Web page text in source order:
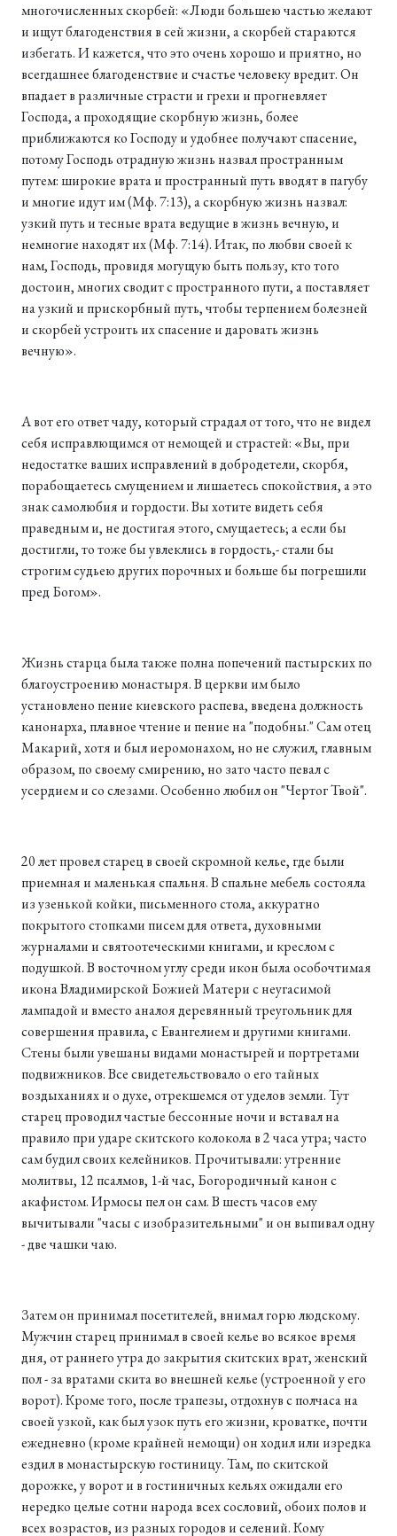
многочисленных скорбей: «Люди большею частью желают
и ищут благоденствия в сей жизни, а скорбей стараются
избегать. И кажется, что это очень хорошо и приятно, но
всегдашнее благоденствие и счастье человеку вредит. Он
впадает в различные страсти и грехи и прогневляет
Господа, а проходящие скорбную жизнь, более
приближаются ко Господу и удобнее получают спасение,
потому Господь отрадную жизнь назвал пространным
путем: широкие врата и пространный путь вводят в пагубу
и многие идут им (Мф. 7:13), а скорбную жизнь назвал:
узкий путь и тесные врата ведущие в жизнь вечную, и
немногие находят их (Мф. 7:14). Итак, по любви своей к
нам, Господь, провидя могущую быть пользу, кто того
достоин, многих сводит с пространного пути, а поставляет
на узкий и прискорбный путь, чтобы терпением болезней
и скорбей устроить их спасение и даровать жизнь
вечную».
А вот его ответ чаду, который страдал от того, что не видел
себя исправлющимся от немощей и страстей: «Вы, при
недостатке ваших исправлений в добродетели, скорбя,
порабощаетесь смущением и лишаетесь спокойствия, а это
знак самолюбия и гордости. Вы хотите видеть себя
праведным и, не достигая этого, смущаетесь; а если бы
достигли, то тоже бы увлеклись в гордость,- стали бы
строгим судьею других порочных и больше бы погрешили
пред Богом».
Жизнь старца была также полна попечений пастырских по
благоустроению монастыря. В церкви им было
установлено пение киевского распева, введена должность
канонарха, плавное чтение и пение на "подобны." Сам отец
Макарий, хотя и был иеромонахом, но не служил, главным
образом, по своему смирению, но зато часто певал с
усердием и со слезами. Особенно любил он "Чертог Твой".
20 лет провел старец в своей скромной келье, где были
приемная и маленькая спальня. В спальне мебель состояла
из узенькой койки, письменного стола, аккуратно
покрытого стопками писем для ответа, духовными
журналами и святоотеческими книгами, и креслом с
подушкой. В восточном углу среди икон была особочтимая
икона Владимирской Божией Матери с неугасимой
лампадой и вместо аналоя деревянный треугольник для
совершения правила, с Евангелием и другими книгами.
Стены были увешаны видами монастырей и портретами
подвижников. Все свидетельствовало о его тайных
воздыханиях и о духе, отрекшемся от уделов земли. Тут
старец проводил частые бессонные ночи и вставал на
правило при ударе скитского колокола в 2 часа утра; часто
сам будил своих келейников. Прочитывали: утренние
молитвы, 12 псалмов, 1-й час, Богородичный канон с
акафистом. Ирмосы пел он сам. В шесть часов ему
вычитывали "часы с изобразительными" и он выпивал одну
- две чашки чаю.
Затем он принимал посетителей, внимал горю людскому.
Мужчин старец принимал в своей келье во всякое время
дня, от раннего утра до закрытия скитских врат, женский
пол - за вратами скита во внешней келье (устроенной у его
ворот). Кроме того, после трапезы, отдохнув с полчаса на
своей узкой, как был узок путь его жизни, кроватке, почти
ежедневно (кроме крайней немощи) он ходил или изредка
ездил в монастырскую гостиницу. Там, по скитской
дорожке, у ворот и в гостиничных кельях ожидали его
нередко целые сотни народа всех сословий, обоих полов и
всех возрастов, из разных городов и селений. Кому